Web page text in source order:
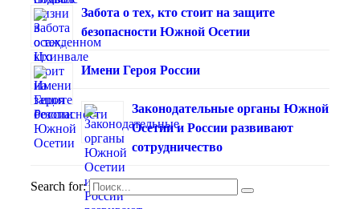
Забота о тех, кто стоит на защите
безопасности Южной Осетии
Имени Героя России
Законодательные органы Южной
Осетии и России развивают
сотрудничество
Search for: